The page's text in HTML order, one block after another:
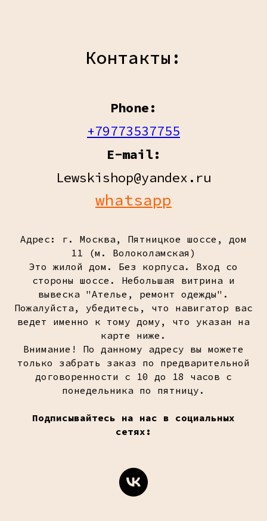
Контакты:
Phone:
+79773537755
E-mail:
Lewskishop@yandex.ru
whatsapp
Адрес: г. Москва, Пятницкое шоссе, дом
11 (м. Волоколамская)
Это жилой дом. Без корпуса. Вход со
стороны шоссе. Небольшая витрина и
вывеска "Ателье, ремонт одежды".
Пожалуйста, убедитесь, что навигатор вас
ведет именно к тому дому, что указан на
карте ниже.
Внимание! По данному адресу вы можете
только забрать заказ по предварительной
договоренности с 10 до 18 часов с
понедельника по пятницу.
Подписывайтесь на нас в социальных
сетях: